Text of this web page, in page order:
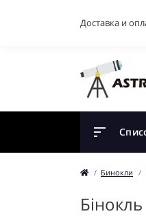
Доставка и
Бинокли